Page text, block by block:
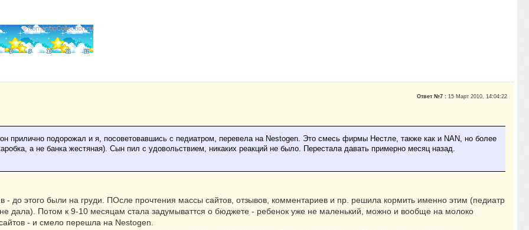
Ответ №7 :15 Март 2010, 14:04:22
прилично подорожал и я, посоветовавшись с педиатром, перевела на Nestogen. Это смесь фирмы Нестле, также как и NAN, но более
а не банка жестяная). Сын пил с удовольствием, никаких реакций не было. Перестала давать примерно месяц назад.
до этого были на груди. ПОсле прочтения массы сайтов, отзывов, комментариев и пр. решила кормить именно этим (педиатр
дала). Потом к 9-10 месяцам стала задумываттся о бюджете - ребенок уже не маленький, можно и вообще на молоко
- и смело перешла на Nestogen.